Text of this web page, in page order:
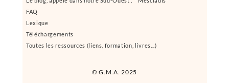
© G.M.A. 2025
FAQ
Lexique
Téléchargements
Toutes les ressources (liens, formation, livres...)